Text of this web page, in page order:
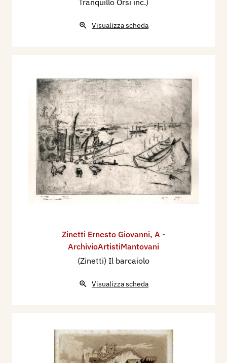
Visualizza scheda
Zinetti Ernesto Giovanni, A -
ArchivioArtistiMantovani
(Zinetti) Il barcaiolo
Visualizza scheda